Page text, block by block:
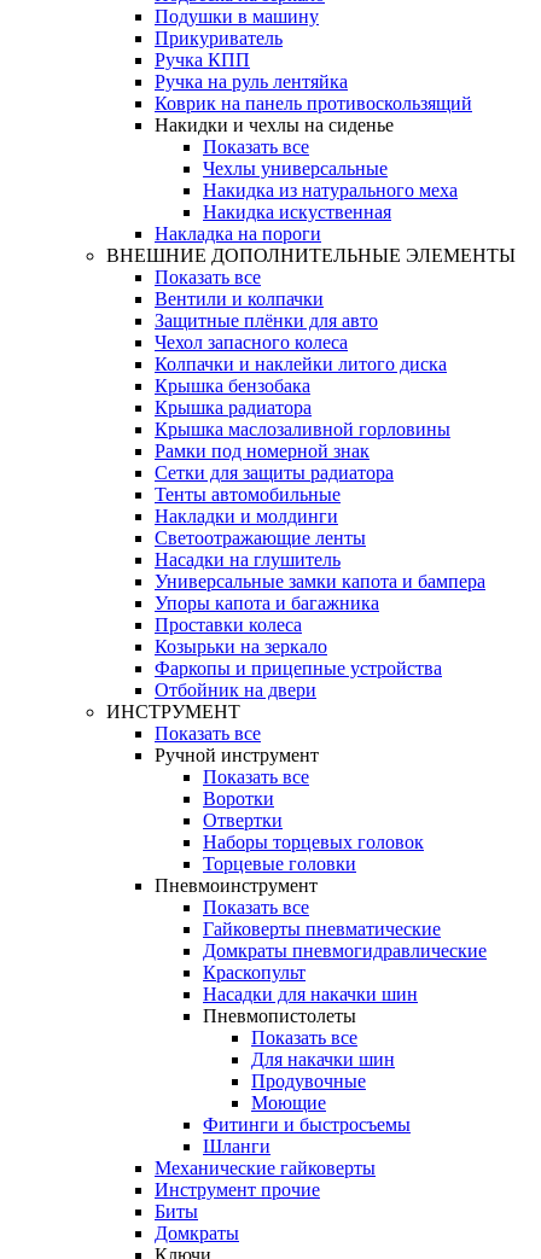
Подушки в машину
Прикуриватель
Ручка КПП
Ручка на руль лентяйка
Коврик на панель противоскользящий
Накидки и чехлы на сиденье
Показать все
Чехлы универсальные
Накидка из натурального меха
Накидка искуственная
Накладка на пороги
ВНЕШНИЕ ДОПОЛНИТЕЛЬНЫЕ ЭЛЕМЕНТЫ
Показать все
Вентили и колпачки
Защитные плёнки для авто
Чехол запасного колеса
Колпачки и наклейки литого диска
Крышка бензобака
Крышка радиатора
Крышка маслозаливной горловины
Рамки под номерной знак
Сетки для защиты радиатора
Тенты автомобильные
Накладки и молдинги
Светоотражающие ленты
Насадки на глушитель
Универсальные замки капота и бампера
Упоры капота и багажника
Проставки колеса
Козырьки на зеркало
Фаркопы и прицепные устройства
Отбойник на двери
ИНСТРУМЕНТ
Показать все
Ручной инструмент
Показать все
Воротки
Отвертки
Наборы торцевых головок
Торцевые головки
Пневмоинструмент
Показать все
Гайковерты пневматические
Домкраты пневмогидравлические
Краскопульт
Насадки для накачки шин
Пневмопистолеты
Показать все
Для накачки шин
Продувочные
Моющие
Фитинги и быстросъемы
Шланги
Механические гайковерты
Инструмент прочиe
Биты
Домкраты
Ключи